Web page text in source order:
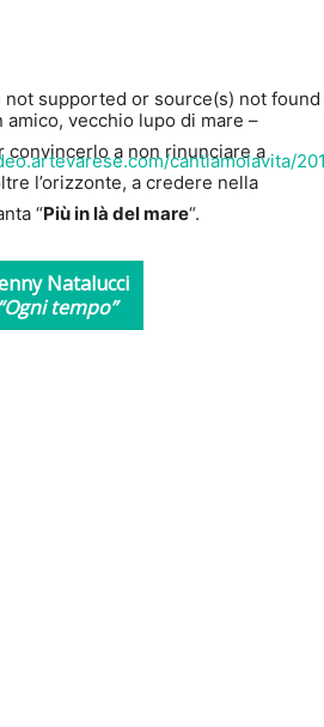
not supported or source(s) not found
cantiamolavita/
amico, vecchio lupo di mare –
convincerlo a non rinunciare a
l’orizzonte, a credere nella
“Più in là del mare“.
Natalucci
“Ogni tempo”